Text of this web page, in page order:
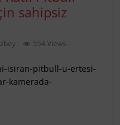
sahipsiz
554 Views
isiran-pitbull-u-ertesi-
kamerada-